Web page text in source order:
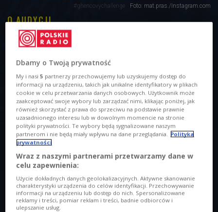
#ghencovychallenge Foto: mat.pras./Instagram.com
O AUDYCJI
00:00
Koronawirus spowodował odwołanie większości imprez
masowych. Zamknięte są galerie i muzea, ale artyści
znajdują kreatywne sposoby na to, by dzielić się swoją
twórczością za pomocą mediów społecznościowych. Jedni
organizują koncerty online, inni występują na balkonach
swoich prywatnych domów, jeszcze inni za pośrednictwem
działań artystycznych namawiają do profilaktyki.
Wietnamski tancerz Quang Dang stworzył choreografię do
wiralowego tańca przebojem podbiła TikTok. „Ghen Co Vy”,
bo taki tytuł nosi piosenka ma przypominać o tym, w jaki
sposób prawidłowo myć ręce, unikać nadmiernego kontaktu
dłoni z twarzą, ograniczyć obecność w zatłoczonych
Dbamy o Twoją prywatność
My i nasi5 partnerzy przechowujemy lub uzyskujemy dostęp do
informacji na urządzeniu, takich jak unikalne identyfikatory w plikach
cookie w celu przetwarzania danych osobowych. Użytkownik może
zaakceptować swoje wybory lub zarządzać nimi, klikając poniżej, jak
również skorzystać z prawa do sprzeciwu na podstawie prawnie
uzasadnionego interesu lub w dowolnym momencie na stronie
polityki prywatności. Te wybory będą sygnalizowane naszym
partnerom i nie będą miały wpływu na dane przeglądania. Polityka
prywatności
Wraz z naszymi partnerami przetwarzamy dane w
celu zapewnienia:
Użycie dokładnych danych geolokalizacyjnych. Aktywne skanowanie
charakterystyki urządzenia do celów identyfikacji. Przechowywanie
informacji na urządzeniu lub dostęp do nich. Spersonalizowane
reklamy i treści, pomiar reklam i treści, badnie odbiorców i
ulepszanie usług.